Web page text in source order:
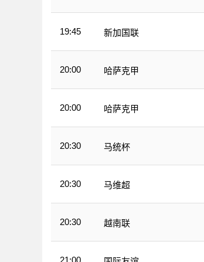
19:45 新加国联
20:00 哈萨克甲
20:00 哈萨克甲
20:30 马统杯
20:30 马维超
20:30 越南联
21:00